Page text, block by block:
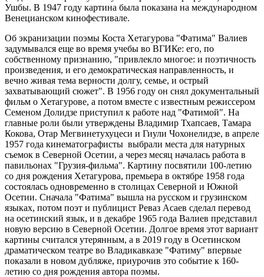
Ушбы. В 1947 году картина была показана на международном
Венецианском кинофестивале.
Об экранизации поэмы Коста Хетагурова "Фатима" Валиев
задумывался еще во время учебы во ВГИКе: его, по
собственному признанию, "привлекло многое: и поэтичность
произведения, и его демократическая направленность, и
вечно живая тема верности долгу, семье, и острый
захватывающий сюжет". В 1956 году он снял документальный
фильм о Хетагурове, а потом вместе с известным режиссером
Семеном Долидзе приступил к работе над "Фатимой". На
главные роли были утверждены Владимир Тхапсаев, Тамара
Кокова, Отар Мегвинетухуцеси и Гиули Чохонелидзе, в апреле
1957 года кинематографисты выбрали места для натурных
съемок в Северной Осетии, а через месяц началась работа в
павильонах "Грузия-фильма". Картину посвятили 100-летию
со дня рождения Хетагурова, премьера в октябре 1958 года
состоялась одновременно в столицах Северной и Южной
Осетии. Сначала "Фатима" вышла на русском и грузинском
языках, потом поэт и публицист Реваз Асаев сделал перевод
на осетинский язык, и в декабре 1965 года Валиев представил
новую версию в Северной Осетии. Долгое время этот вариант
картины считался утерянным, а в 2019 году в Осетинском
драматическом театре во Владикавказе "Фатиму" впервые
показали в новом дубляже, приурочив это событие к 160-
летию со дня рождения автора поэмы.